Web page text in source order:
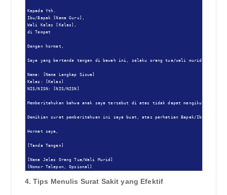
Kepada Yth.
Ibu/Bapak [Nama Guru],
Wali Kelas [Kelas],
di Tempat
Dengan hormat,
Saya yang bertanda tangan di bawah ini, selaku orang tua/wali murid dari:
Nama: [Nama Lengkap Siswa]
Kelas: [Kelas]
NIS/NISN: [NIS/NISN]
Memberitahukan bahwa anak saya tersebut di atas tidak dapat mengikuti
Demikian surat pemberitahuan ini saya buat, atas perhatian Bapak/Ibu saya
Hormat saya,
[Tanda Tangan]
[Nama Jelas Orang Tua/Wali Murid]
[Nomor Telepon, Opsional]
4. Tips Menulis Surat Sakit yang Efektif